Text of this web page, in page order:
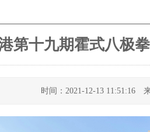
第十九期霍式八极
时间：2021-12-13 11:51:16